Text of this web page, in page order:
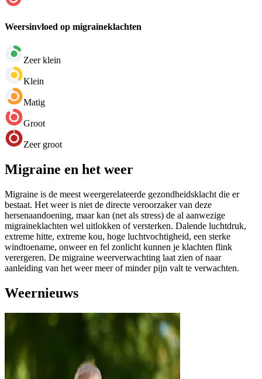
Weersinvloed op migraineklachten
Zeer klein
Klein
Matig
Groot
Zeer groot
Migraine en het weer
Migraine is de meest weergerelateerde gezondheidsklacht die er
bestaat. Het weer is niet de directe veroorzaker van deze
hersenaandoening, maar kan (net als stress) de al aanwezige
migraineklachten wel uitlokken of versterken. Dalende luchtdruk,
extreme hitte, extreme kou, hoge luchtvochtigheid, een sterke
windtoename, onweer en fel zonlicht kunnen je klachten flink
verergeren. De migraine weerverwachting laat zien of naar
aanleiding van het weer meer of minder pijn valt te verwachten.
Weernieuws